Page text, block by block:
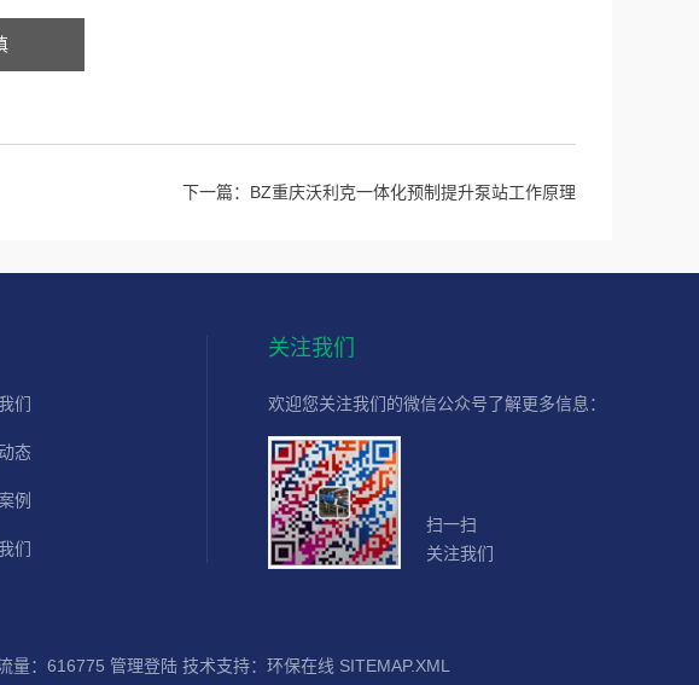
下一篇： BZ重庆沃利克一体化预制提升泵站工作原理
们
态
例
们
关注我们
欢迎您关注我们的微信公众号了解更多信息：
扫一扫
关注我们
量：616775 管理登陆 技术支持： 环保在线 SITEMAP.XML